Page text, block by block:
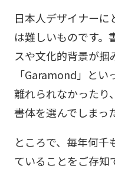
日本人デザイナーに
は難しいものです。
スや文化的背景が
「Garamond」と
離れられなかったり
書体を選んでしまっ
ところで、毎年何
ていることをご存知